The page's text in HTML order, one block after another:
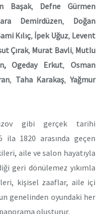
Başak, Defne Gürmen
Demirdüzen, Doğan
Kılıç, İpek Uğuz, Levent
Çırak, Murat Bavli, Mutlu
Ogeday Erkut,Osman
, Taha Karakaş, Yağmur
gibi gerçek tarihi
ila 1820 arasında geçen
aile ve salon hayatıyla
geri dönülemez yıkımla
kişisel zaaflar, aile içi
genelinden oyundaki her
oluşturur.